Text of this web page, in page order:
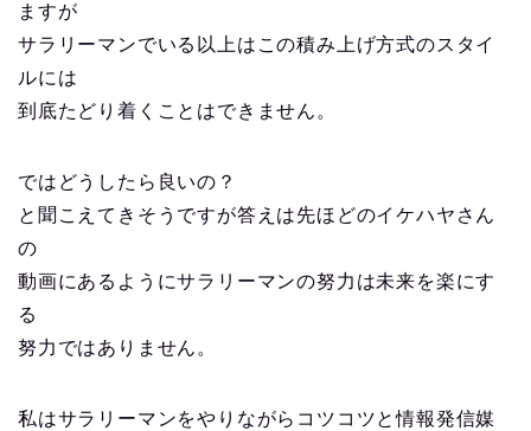
ますが
サラリーマンでいる以上はこの積み上げ方式のスタイ
ルには
到底たどり着くことはできません。
ではどうしたら良いの？
と聞こえてきそうですが答えは先ほどのイケハヤさん
の
動画にあるようにサラリーマンの努力は未来を楽にす
る
努力ではありません。
私はサラリーマンをやりながらコツコツと情報発信媒